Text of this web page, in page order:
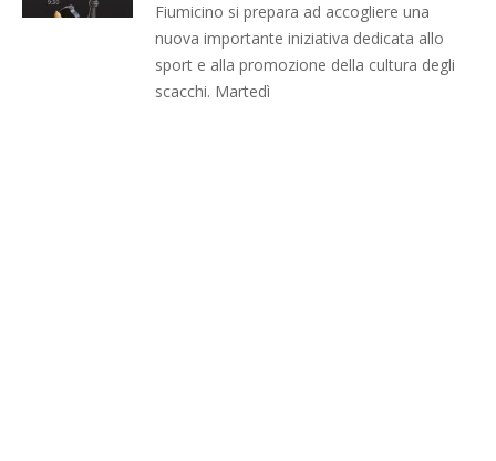
Fiumicino si prepara ad accogliere una
nuova importante iniziativa dedicata allo
sport e alla promozione della cultura degli
scacchi. Martedì